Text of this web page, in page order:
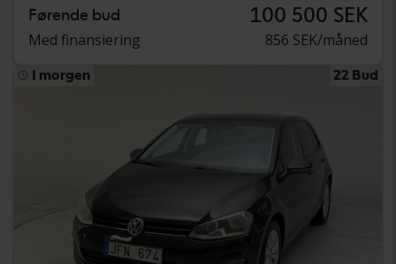
Førende bud 100 500 SEK
Med finansiering 856 SEK/måned
I morgen 22 Bud